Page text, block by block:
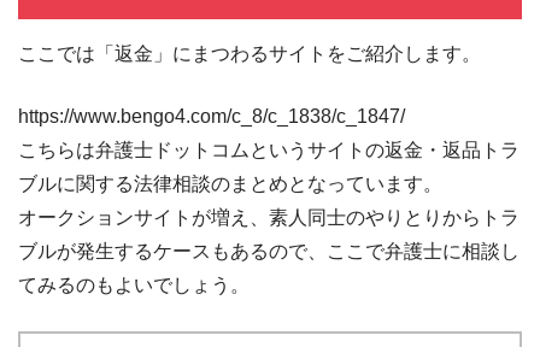
ここでは「返金」にまつわるサイトをご紹介します。
https://www.bengo4.com/c_8/c_1838/c_1847/
こちらは弁護士ドットコムというサイトの返金・返品トラ
ブルに関する法律相談のまとめとなっています。
オークションサイトが増え、素人同士のやりとりからトラ
ブルが発生するケースもあるので、ここで弁護士に相談し
てみるのもよいでしょう。